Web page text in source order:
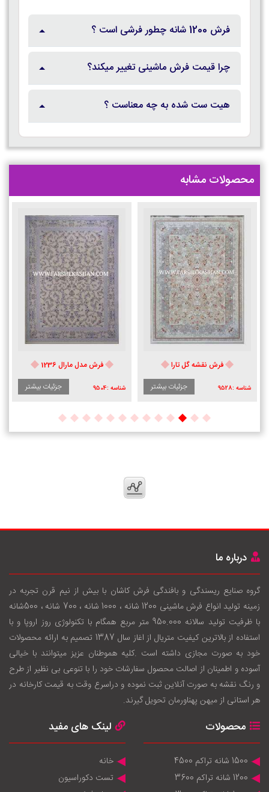
فرش 1200 شانه چطور فرشی است ؟
چرا قیمت فرش ماشینی تغییر میکند؟
هیت ست شده به چه معناست ؟
محصولات مشابه
فرش نقشه گل تارا
شناسه :9528 جزئیات بیشتر
فرش مدل مارال 1236
شناسه :9504 جزئیات بیشتر
درباره ما
گروه صنایع ریسندگی و بافندگی فرش کاشان با بيش از نيم قرن تجربه در
زمينه توليد انواع فرش ماشینی 1200 شانه ، 1000 شانه ، 700 شانه ، 500شانه
با ظرفيت توليد سالانه 950.000 متر مربع همگام با تکنولوژی روز اروپا و با
استفاده از بالاترين کيفيت متريال از اغاز سال 1387 تصميم به ارائه محصولات
خود به صورت مجازی داشته است .کليه هموطنان عزيز ميتوانند با خيالی
آسوده و اطمينان از اصالت محصول سفارشات خود را با تنوعی بی نظير از طرح
و رنگ نقشه به صورت آنلاين ثبت نموده و دراسرع وقت به قيمت کارخانه در
هر استانی از ميهن پهناورمان تحويل گيرند.
محصولات
1500 شانه تراکم 4500
1200 شانه تراکم 3600
لینک های مفید
خانه
تست دکوراسیون